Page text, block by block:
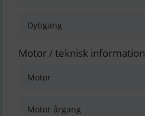
Dybgang
Motor / teknisk information
Motor
Motor årgang